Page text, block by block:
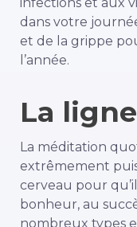
dans votre
et de la grippe
l’année.
La
La méditation
extrêmement
cerveau pour
bonheur, au
nombreux types